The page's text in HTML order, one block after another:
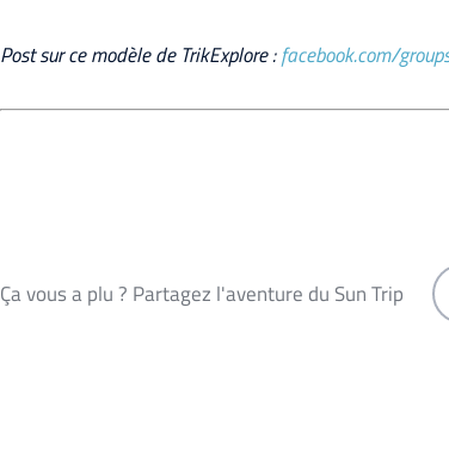
Post sur ce modèle de TrikExplore :facebook.com/
Ça vous a plu ? Partagez l'aventure du Sun Trip